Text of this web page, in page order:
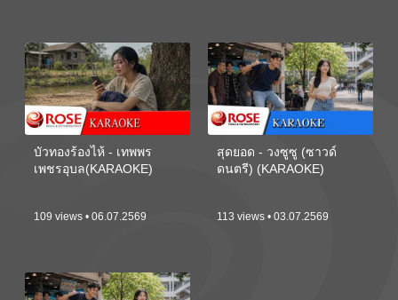
บัวทองร้องไห้ - เทพพร
เพชรอุบล(KARAOKE)
109 views • 06.07.2569
สุดยอด - วงซูซู (ซาวด์
ดนตรี) (KARAOKE)
113 views • 03.07.2569